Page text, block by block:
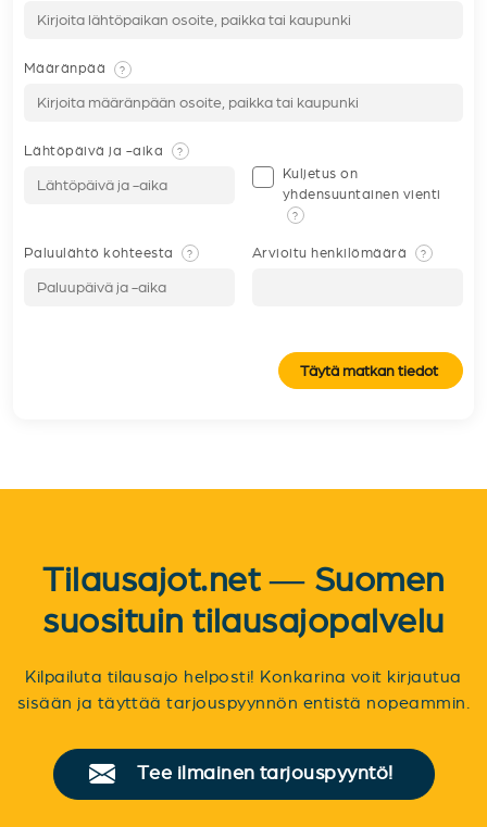
Määränpää ?
Lähtöpäivä ja -aika ?
Kuljetus on
yhdensuuntainen vienti
?
Paluulähtö kohteesta ? Arvioitu henkilömäärä ?
Täytä matkan tiedot
Tilausajot.net — Suomen
suosituin tilausajopalvelu
Kilpailuta tilausajo helposti! Konkarina voit kirjautua
sisään ja täyttää tarjouspyynnön entistä nopeammin.
Tee ilmainen tarjouspyyntö!